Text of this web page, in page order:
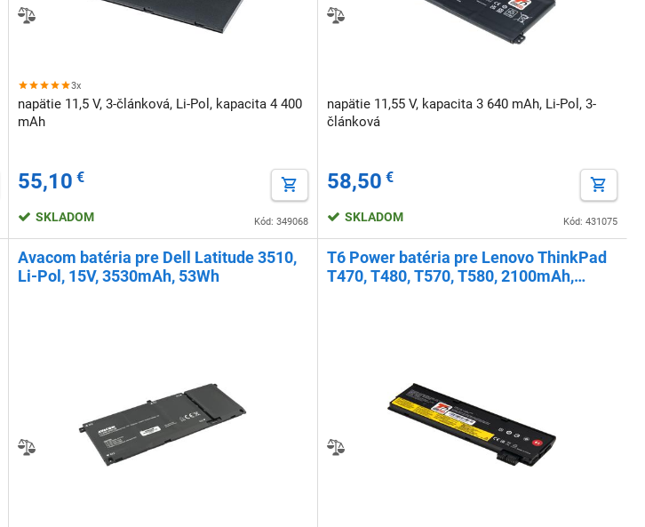
3x
napätie 11,5 V, 3-článková, Li-Pol, kapacita 4 400
mAh
55,10 €
Kód: 349068
SKLADOM
napätie 11,55 V, kapacita 3 640 mAh, Li-Pol, 3-
článková
58,50 €
Kód: 431075
SKLADOM
Avacom batéria pre Dell Latitude 3510,
Li-Pol, 15V, 3530mAh, 53Wh
T6 Power batéria pre Lenovo ThinkPad
T470, T480, T570, T580, 2100mAh,